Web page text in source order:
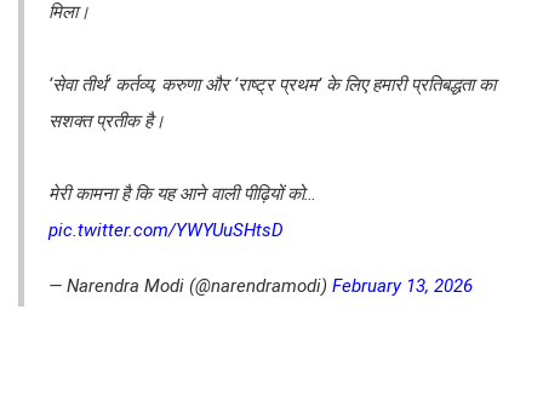
मिला।
‘सेवा तीर्थ’ कर्तव्य, करुणा और ‘राष्ट्र प्रथम’ के लिए हमारी प्रतिबद्धता का
सशक्त प्रतीक है।
मेरी कामना है कि यह आने वाली पीढ़ियों को…
pic.twitter.com/YWYUuSHtsD
— Narendra Modi (@narendramodi) February 13, 2026